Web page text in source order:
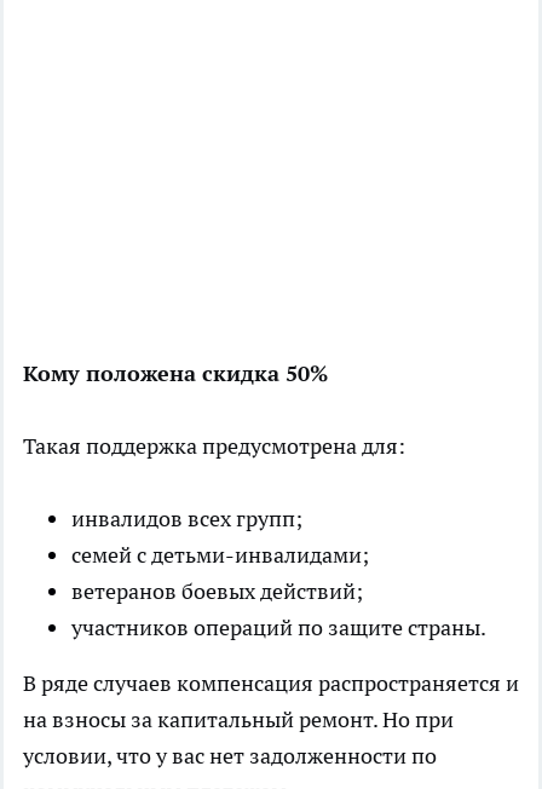
Кому положена скидка 50%
Такая поддержка предусмотрена для:
инвалидов всех групп;
семей с детьми-инвалидами;
ветеранов боевых действий;
участников операций по защите страны.
В ряде случаев компенсация распространяется и
на взносы за капитальный ремонт. Но при
условии, что у вас нет задолженности по